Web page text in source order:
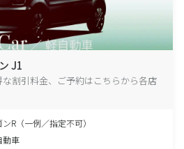
J1
割引料金、ご予約はこちらから各店
ンR（一例／指定不可）
動車